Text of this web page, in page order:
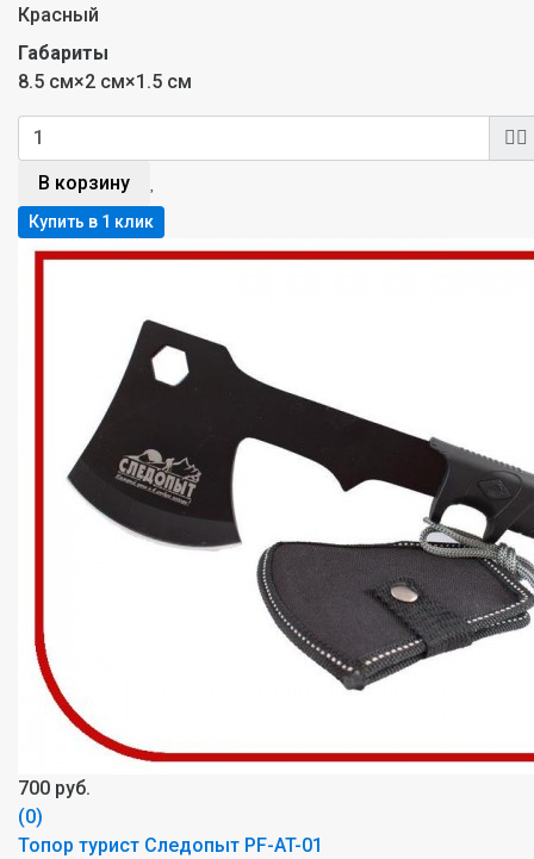
Красный
Габариты
8.5 см×2 см×1.5 см
В корзину
700 руб.
(0)
Топор турист Следопыт PF-AT-01